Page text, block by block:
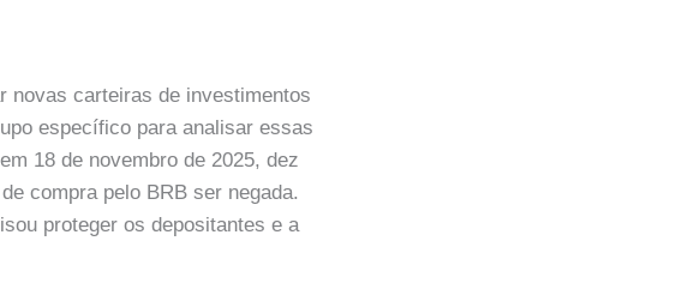
novas carteiras de investimentos
específico para analisar essas
18 de novembro de 2025, dez
compra pelo BRB ser negada.
proteger os depositantes e a